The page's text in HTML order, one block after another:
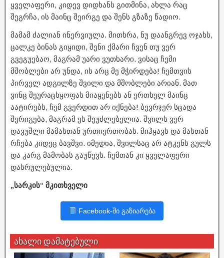
ყველაფერი, კიდევ დიდხანს გითმინა, ახლა რაც
შეგრჩა, ის მაინც შეირგე და შენს გზაზე წადიო.
მამამ ძალიან ინერვიულა. მითხრა, ნუ დაანგრევ ოჯახს,
ცალკე ბინას გიყიდი, შენი ქმარი ჩვენ თუ ვერ
გვეგუებაო, მაგრამ უარი ვუთხარი. ვისაც ჩემი
მშობლები არ უნდა, ის არც მე მჭირდება! ჩემთვის
პირველ ადგილზე შვილი და მშობლები არიან. მათ
ვინც შეურაცხყოფას მიაყენებს ან ერთხელ მაინც
აატირებს, ჩემ გვერდით არ იქნება! ბევრჯერ სცადა
შერიგება, მაგრამ ეს შეუძლებელია. შვილს ვერ
დავუშლი მამასთან ურთიერთობას. მიჰყავს და მასთან
რჩება კიდეც ბავშვი. იმედია, შვილსაც არ ატკენს გულს
და კარგ მამობას გაუწევს. ჩემთან კი ყველაფერი
დასრულებულია.
„სარკის“ მკითხველი
Facebook-ში გაზიარება
ახალი დამატებული